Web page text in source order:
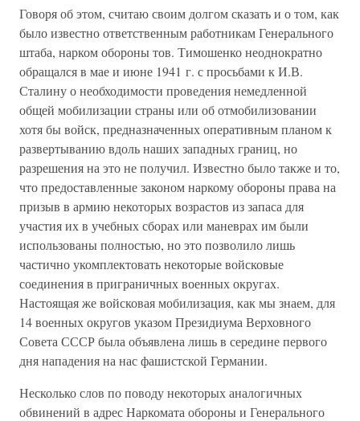
Говоря об этом, считаю своим долгом сказать и о том, как
было известно ответственным работникам Генерального
штаба, нарком обороны тов. Тимошенко неоднократно
обращался в мае и июне 1941 г. с просьбами к И.В.
Сталину о необходимости проведения немедленной
общей мобилизации страны или об отмобилизовании
хотя бы войск, предназначенных оперативным планом к
развертыванию вдоль наших западных границ, но
разрешения на это не получил. Известно было также и то,
что предоставленные законом наркому обороны права на
призыв в армию некоторых возрастов из запаса для
участия их в учебных сборах или маневрах им были
использованы полностью, но это позволило лишь
частично укомплектовать некоторые войсковые
соединения в приграничных военных округах.
Настоящая же войсковая мобилизация, как мы знаем, для
14 военных округов указом Президиума Верховного
Совета СССР была объявлена лишь в середине первого
дня нападения на нас фашистской Германии.
Несколько слов по поводу некоторых аналогичных
обвинений в адрес Наркомата обороны и Генерального